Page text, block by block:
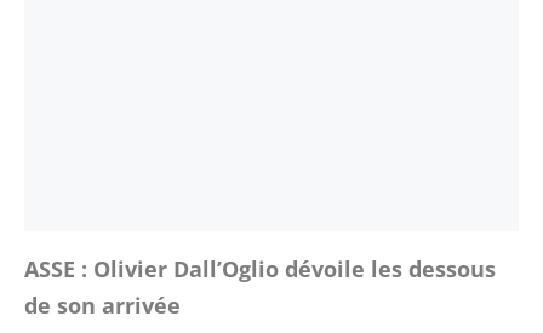
ASSE : Olivier Dall’Oglio dévoile les dessous
de son arrivée